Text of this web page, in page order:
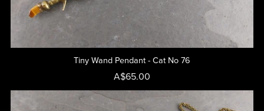
Tiny Wand Pendant - Cat No 76
A$65.00